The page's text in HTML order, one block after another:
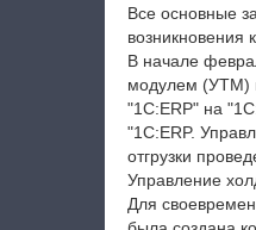
Все основные
возникновения
В начале
модулем (УТМ)
"1С:ERP" на
"1С:ERP.
отгрузки
Управление
Для